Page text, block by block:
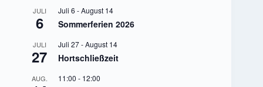
JULI
6
Juli 6 -August 14
Sommerferien 2026
JULI
27
Juli 27-August 14
Hortschließzeit
AUG. 11:00 - 12:00